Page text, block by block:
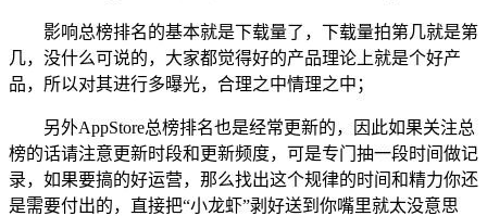
影响总榜排名的基本就是下载量了，下载量拍第几就是第
几，没什么可说的，大家都觉得好的产品理论上就是个好产
品，所以对其进行多曝光，合理之中情理之中；
另外AppStore总榜排名也是经常更新的，因此如果关注总
榜的话请注意更新时段和更新频度，可是专门抽一段时间做记
录，如果要搞的好运营，那么找出这个规律的时间和精力你还
是需要付出的，直接把“小龙虾”剥好送到你嘴里就太没意思